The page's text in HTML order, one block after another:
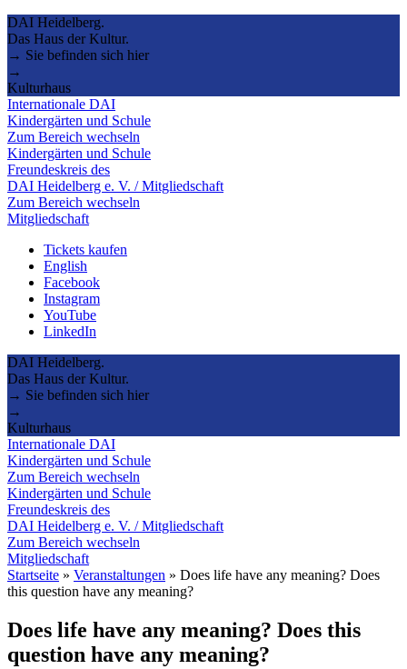
DAI Heidelberg.
Das Haus der Kultur.
→ Sie befinden sich hier
→
Kulturhaus
Internationale DAI
Kindergärten und Schule
Zum Bereich wechseln
Kindergärten und Schule
Freundeskreis des
DAI Heidelberg e. V. / Mitgliedschaft
Zum Bereich wechseln
Mitgliedschaft
Tickets kaufen
English
Facebook
Instagram
YouTube
LinkedIn
DAI Heidelberg.
Das Haus der Kultur.
→ Sie befinden sich hier
→
Kulturhaus
Internationale DAI
Kindergärten und Schule
Zum Bereich wechseln
Kindergärten und Schule
Freundeskreis des
DAI Heidelberg e. V. / Mitgliedschaft
Zum Bereich wechseln
Mitgliedschaft
Startseite » Veranstaltungen » Does life have any meaning? Does
this question have any meaning?
Does life have any meaning? Does this
question have any meaning?